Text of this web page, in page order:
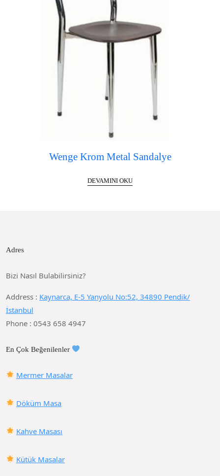
Wenge Krom Metal Sandalye
DEVAMINI OKU
Adres
Bizi Nasıl Bulabilirsiniz?
Address : Kaynarca, E-5 Yanyolu No:52, 34890 Pendik/
İstanbul
Phone : 0543 658 4947
En Çok Beğenilenler
Mermer Masalar
Döküm Masa
Kahve Masası
Kütük Masalar